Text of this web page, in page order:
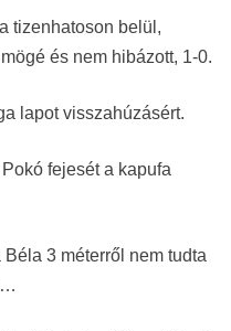
tizenhatoson belül,
és nem hibázott, 1-0.
lapot visszahúzásért.
fejesét a kapufa
3 méterről nem tudta
…